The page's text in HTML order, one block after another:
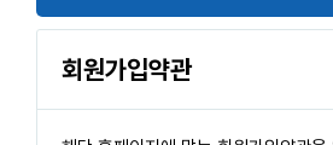
회원가입약관